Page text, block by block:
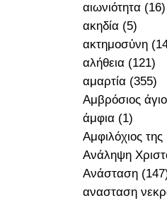
αιωνιότητα (16)
ακηδία (5)
ακτημοσὐνη
αλήθεια (121)
αμαρτία (355)
Αμβρόσιος
άμφια (1)
Αμφιλόχιος
Ανάληψη
Ανάσταση
ανασταση